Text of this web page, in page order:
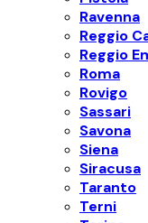
Ravenna
Reggio
Reggio
Roma
Rovigo
Sassari
Savona
Siena
Siracusa
Taranto
Terni